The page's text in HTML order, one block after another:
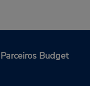
Parceiros Budget